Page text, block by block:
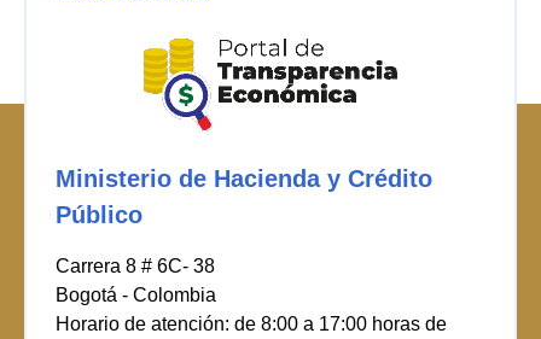
Ministerio de Hacienda y Crédito
Público
Carrera 8 # 6C- 38
Bogotá - Colombia
Horario de atención: de 8:00 a 17:00 horas de